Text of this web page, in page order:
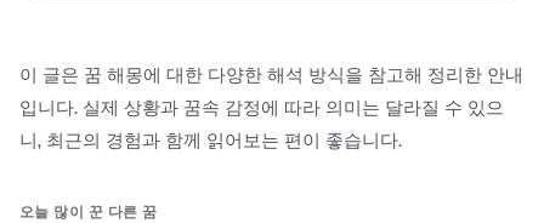
이 글은 꿈 해몽에 대한 다양한 해석 방식을 참고해 정리한 안내
입니다. 실제 상황과 꿈속 감정에 따라 의미는 달라질 수 있으
니, 최근의 경험과 함께 읽어보는 편이 좋습니다.
오늘 많이 꾼 다른 꿈